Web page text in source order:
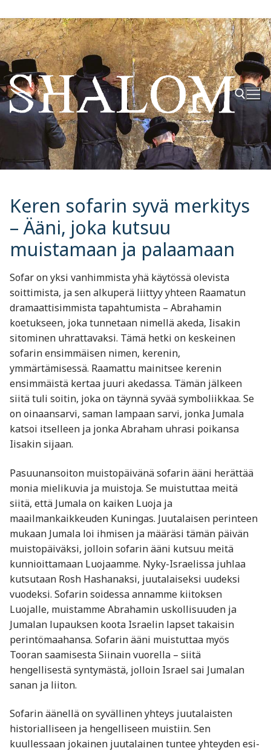
Hyppää
sisältöön
Hae:
Keren sofarin syvä merkitys
– Ääni, joka kutsuu
muistamaan ja palaamaan
Sofar on yksi vanhimmista yhä käytössä olevista
soittimista, ja sen alkuperä liittyy yhteen Raamatun
dramaattisimmista tapahtumista – Abrahamin
koetukseen, joka tunnetaan nimellä akeda, Iisakin
sitominen uhrattavaksi. Tämä hetki on keskeinen
sofarin ensimmäisen nimen, kerenin,
ymmärtämisessä. Raamattu mainitsee kerenin
ensimmäistä kertaa juuri akedassa. Tämän jälkeen
siitä tuli soitin, joka on täynnä syvää symboliikkaa. Se
on oinaansarvi, saman lampaan sarvi, jonka Jumala
katsoi itselleen ja jonka Abraham uhrasi poikansa
Iisakin sijaan.
Pasuunansoiton muistopäivänä sofarin ääni herättää
monia mielikuvia ja muistoja. Se muistuttaa meitä
siitä, että Jumala on kaiken Luoja ja
maailmankaikkeuden Kuningas. Juutalaisen perinteen
mukaan Jumala loi ihmisen ja määräsi tämän päivän
muistopäiväksi, jolloin sofarin ääni kutsuu meitä
kunnioittamaan Luojaamme. Nyky-Israelissa juhlaa
kutsutaan Rosh Hashanaksi, juutalaiseksi uudeksi
vuodeksi. Sofarin soidessa annamme kiitoksen
Luojalle, muistamme Abrahamin uskollisuuden ja
Jumalan lupauksen koota Israelin lapset takaisin
perintömaahansa. Sofarin ääni muistuttaa myös
Tooran saamisesta Siinain vuorella – siitä
hengellisestä syntymästä, jolloin Israel sai Jumalan
sanan ja liiton.
Sofarin äänellä on syvällinen yhteys juutalaisten
historialliseen ja hengelliseen muistiin. Sen
kuullessaan jokainen juutalainen tuntee yhteyden esi-